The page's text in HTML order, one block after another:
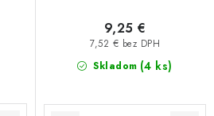
Skladom (4 ks)
7,52 € bez DPH
9,25 €